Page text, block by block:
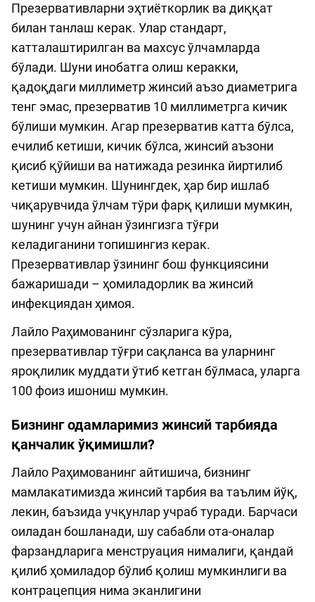
Презервативларни эҳтиёткорлик ва диққат
билан танлаш керак. Улар стандарт,
катталаштирилган ва махсус ўлчамларда
бўлади. Шуни инобатга олиш керакки,
қадоқдаги миллиметр жинсий аъзо диаметрига
тенг эмас, презерватив 10 миллиметрга кичик
бўлиши мумкин. Агар презерватив катта бўлса,
ечилиб кетиши, кичик бўлса, жинсий аъзони
қисиб қўйиши ва натижада резинка йиртилиб
кетиши мумкин. Шунингдек, ҳар бир ишлаб
чиқарувчида ўлчам тўри фарқ қилиши мумкин,
шунинг учун айнан ўзингизга тўғри
келадиганини топишингиз керак.
Презервативлар ўзининг бош функциясини
бажаришади – ҳомиладорлик ва жинсий
инфекциядан ҳимоя.
Лайло Раҳимованинг сўзларига кўра,
презервативлар тўғри сақланса ва уларнинг
яроқлилик муддати ўтиб кетган бўлмаса, уларга
100 фоиз ишониш мумкин.
Бизнинг одамларимиз жинсий тарбияда
қанчалик ўқимишли?
Лайло Раҳимованинг айтишича, бизнинг
мамлакатимизда жинсий тарбия ва таълим йўқ,
лекин, баъзида учқунлар учраб туради. Барчаси
оиладан бошланади, шу сабабли ота-оналар
фарзандларига менструация нималиги, қандай
қилиб ҳомиладор бўлиб қолиш мумкинлиги ва
контрацепция нима эканлигини